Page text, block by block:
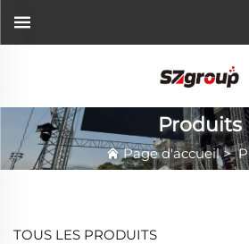
Produits
Page d'accueil>
TOUS LES PRODUITS